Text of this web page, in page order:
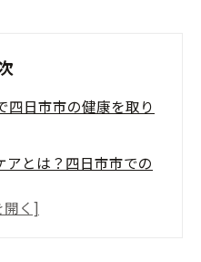
四日市市の健康を取り
アとは？四日市市での
ルミシスリンパケアの